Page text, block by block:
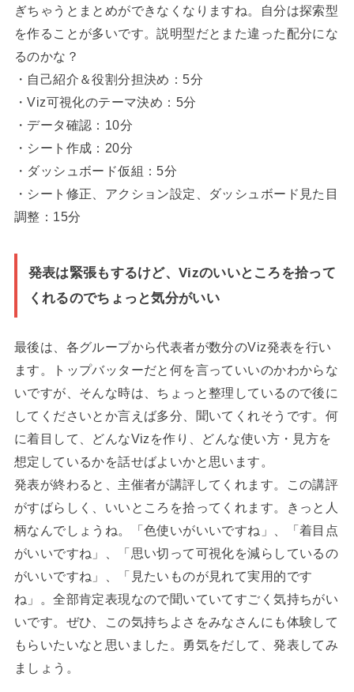
ぎちゃうとまとめができなくなりますね。自分は探索型
を作ることが多いです。説明型だとまた違った配分にな
るのかな？
・自己紹介＆役割分担決め：5分
・Viz可視化のテーマ決め：5分
・データ確認：10分
・シート作成：20分
・ダッシュボード仮組：5分
・シート修正、アクション設定、ダッシュボード見た目
調整：15分
発表は緊張もするけど、Vizのいいところを拾って
くれるのでちょっと気分がいい
最後は、各グループから代表者が数分のViz発表を行い
ます。トップバッターだと何を言っていいのかわからな
いですが、そんな時は、ちょっと整理しているので後に
してくださいとか言えば多分、聞いてくれそうです。何
に着目して、どんなVizを作り、どんな使い方・見方を
想定しているかを話せばよいかと思います。
発表が終わると、主催者が講評してくれます。この講評
がすばらしく、いいところを拾ってくれます。きっと人
柄なんでしょうね。「色使いがいいですね」、「着目点
がいいですね」、「思い切って可視化を減らしているの
がいいですね」、「見たいものが見れて実用的です
ね」。全部肯定表現なので聞いていてすごく気持ちがい
いです。ぜひ、この気持ちよさをみなさんにも体験して
もらいたいなと思いました。勇気をだして、発表してみ
ましょう。